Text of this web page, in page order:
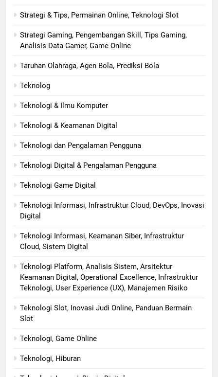
Strategi & Tips, Permainan Online, Teknologi Slot
Strategi Gaming, Pengembangan Skill, Tips Gaming,
Analisis Data Gamer, Game Online
Taruhan Olahraga, Agen Bola, Prediksi Bola
Teknolog
Teknologi & Ilmu Komputer
Teknologi & Keamanan Digital
Teknologi dan Pengalaman Pengguna
Teknologi Digital & Pengalaman Pengguna
Teknologi Game Digital
Teknologi Informasi, Infrastruktur Cloud, DevOps, Inovasi
Digital
Teknologi Informasi, Keamanan Siber, Infrastruktur
Cloud, Sistem Digital
Teknologi Platform, Analisis Sistem, Arsitektur
Keamanan Digital, Operational Excellence, Infrastruktur
Teknologi, User Experience (UX), Manajemen Risiko
Teknologi Slot, Inovasi Judi Online, Panduan Bermain
Slot
Teknologi, Game Online
Teknologi, Hiburan